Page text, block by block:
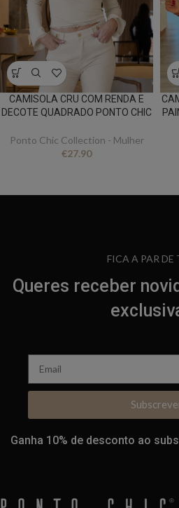
CAMISOLA CRU COM RENDA E
DECOTE QUADRADO PONTO CHIC
Ponto Chic Collection - Mulher
€27.90
FICA A PAR DE
Queres receber
Ganha 10% de desconto ao